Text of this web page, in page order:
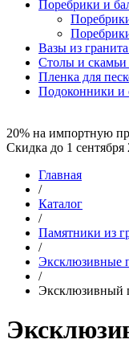
Поребрики и
Вазы из
Столы и скамьи
Пленка для
Подоконники и
20% на импортную
Скидка до 1 сентября
Главная
/
Каталог
/
Памятники из
/
Эксклюзивные
/
Эксклюзивный